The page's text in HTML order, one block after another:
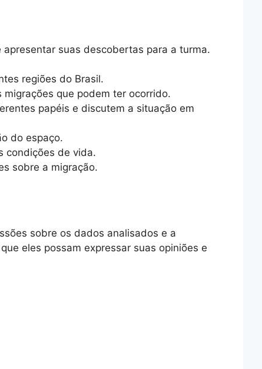
suas descobertas para a turma.
regiões do Brasil.
que podem ter ocorrido.
papéis e discutem a situação em
do espaço.
condições de vida.
sobre a migração.
sobre os dados analisados e a
eles possam expressar suas opiniões e